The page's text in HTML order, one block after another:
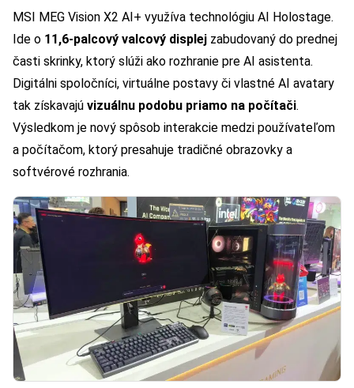
MSI MEG Vision X2 AI+ využíva technológiu AI Holostage.
Ide o 11,6-palcový valcový displej zabudovaný do prednej
časti skrinky, ktorý slúži ako rozhranie pre AI asistenta.
Digitálni spoločníci, virtuálne postavy či vlastné AI avatary
tak získavajú vizuálnu podobu priamo na počítači.
Výsledkom je nový spôsob interakcie medzi používateľom
a počítačom, ktorý presahuje tradičné obrazovky a
softvérové rozhrania.